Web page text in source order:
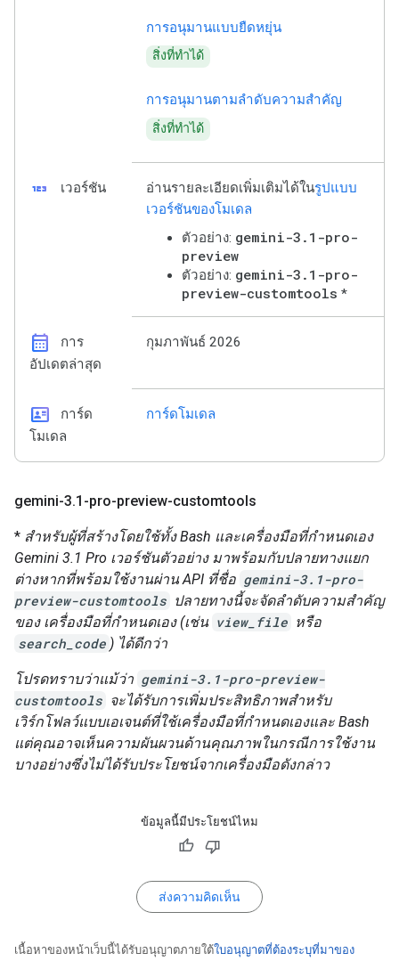
การอนุมานแบบยืดหยุ่น
สิ่งที่ทำได้
การอนุมานตามลำดับความสำคัญ
สิ่งที่ทำได้
123 เวอร์ชัน อ่านรายละเอียดเพิ่มเติมได้ในรูปแบบ
เวอร์ชันของโมเดล
ตัวอย่าง: gemini-3.1-pro-
preview
ตัวอย่าง: gemini-3.1-pro-
preview-customtools *
calendar_month
การ
อัปเดตล่าสุด
กุมภาพันธ์ 2026
id_card
การ์ด
โมเดล
การ์ดโมเดล
gemini-3.1-pro-preview-customtools
* สำหรับผู้ที่สร้างโดยใช้ทั้ง Bash และเครื่องมือที่กำหนดเอง
Gemini 3.1 Pro เวอร์ชันตัวอย่าง มาพร้อมกับปลายทางแยก
ต่างหากที่พร้อมใช้งานผ่าน API ที่ชื่อ gemini-3.1-pro-
preview-customtools ปลายทางนี้จะจัดลำดับความสำคัญ
ของ เครื่องมือที่กำหนดเอง (เช่น view_file หรือ
search_code ) ได้ดีกว่า
โปรดทราบว่าแม้ว่า gemini-3.1-pro-preview-
customtools จะได้รับการเพิ่มประสิทธิภาพสำหรับ
เวิร์กโฟลว์แบบเอเจนต์ที่ใช้เครื่องมือที่กำหนดเองและ Bash
แต่คุณอาจเห็นความผันผวนด้านคุณภาพในกรณีการใช้งาน
บางอย่างซึ่งไม่ได้รับประโยชน์จากเครื่องมือดังกล่าว
ข้อมูลนี้มีประโยชน์ไหม
ส่งความคิดเห็น
เนื้อหาของหน้าเว็บนี้ได้รับอนุญาตภายใต้ใบอนุญาตที่ต้องระบุที่มาของ